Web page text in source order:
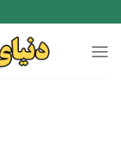
to
content